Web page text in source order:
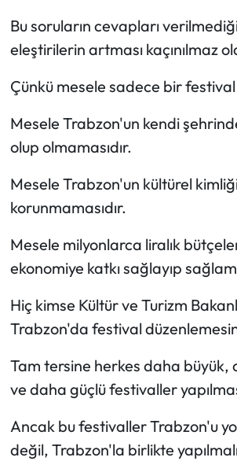
Bu soruların cevapları
eleştirilerin artması kaçınılmaz
Çünkü mesele sadece bir
Mesele Trabzon'un kendi
olup olmamasıdır.
Mesele Trabzon'un kültürel
korunmamasıdır.
Mesele milyonlarca liralık
ekonomiye katkı sağlayıp
Hiç kimse Kültür ve Turizm
Trabzon'da festival
Tam tersine herkes daha büyük,
ve daha güçlü festivaller
Ancak bu festivaller Trabzon'u
değil, Trabzon'la birlikte